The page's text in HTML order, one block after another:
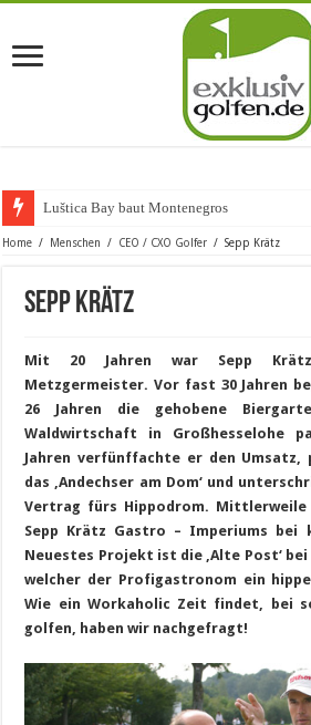
Luštica Bay baut Montenegros erste Go
Home / Menschen / CEO / CXO Golfer / Sepp Krätz
Sepp Krätz
Mit 20 Jahren war Sepp
Metzgermeister. Vor fast 30 Jahren
26 Jahren die gehobene
Waldwirtschaft in Großhesselohe
Jahren verfünffachte er den
das ‚Andechser am Dom‘ und
Vertrag fürs Hippodrom.
Sepp Krätz Gastro – Imperiums bei
Neuestes Projekt ist die ‚Alte Post‘
welcher der Profigastronom ein
Wie ein Workaholic Zeit findet, bei
golfen, haben wir nachgefragt!